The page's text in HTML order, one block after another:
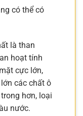
có thể có
là than
hoạt tính
cực lớn,
các chất ô
hơn, loại
nước.